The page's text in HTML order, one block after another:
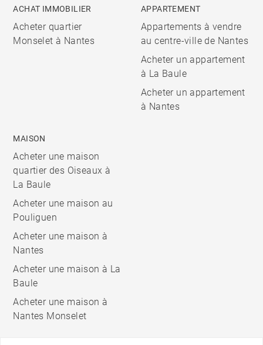
ACHAT IMMOBILIER
Acheter quartier
Monselet à Nantes
APPARTEMENT
Appartements à vendre
au centre-ville de Nantes
Acheter un appartement
à La Baule
Acheter un appartement
à Nantes
MAISON
Acheter une maison
quartier des Oiseaux à
La Baule
Acheter une maison au
Pouliguen
Acheter une maison à
Nantes
Acheter une maison à La
Baule
Acheter une maison à
Nantes Monselet